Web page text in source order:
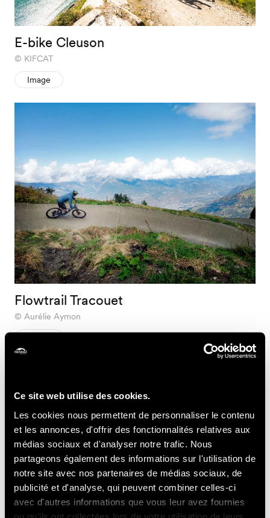
Ce site web utilise des cookies.
Les cookies nous permettent de personnaliser le contenu
et les annonces, d'offrir des fonctionnalités relatives aux
médias sociaux et d'analyser notre trafic. Nous
partageons également des informations sur l'utilisation de
notre site avec nos partenaires de médias sociaux, de
publicité et d'analyse, qui peuvent combiner celles-ci
avec d'autres informations que vous leur avez fournies
ou qu'ils ont collectées lors de votre utilisation de leurs
E-bike Cleuson
KIFCAT
Image
Flowtrail Tracouet
Aurélie Aymon
Famille & Cheesy